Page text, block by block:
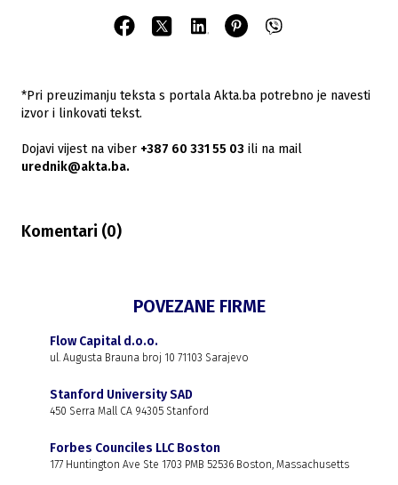
*Pri preuzimanju teksta s portala Akta.ba potrebno je navesti
izvor i linkovati tekst.
Dojavi vijest na viber +387 60 331 55 03 ili na mail
urednik@akta.ba.
Komentari (0)
POVEZANE FIRME
Flow Capital d.o.o.
ul. Augusta Brauna broj 10 71103 Sarajevo
Stanford University SAD
450 Serra Mall CA 94305 Stanford
Forbes Counciles LLC Boston
177 Huntington Ave Ste 1703 PMB 52536 Boston, Massachusetts